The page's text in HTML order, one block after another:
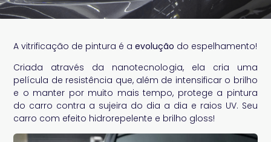
A vitrificação de pintura é aevolução do espelhamento!
Criada através da nanotecnologia, ela cria uma
película de resistência que, além de intensificar o brilho
e o manter por muito mais tempo, protege a pintura
do carro contra a sujeira do dia a dia e raios UV. Seu
carro com efeito hidrorepelente e brilho gloss!